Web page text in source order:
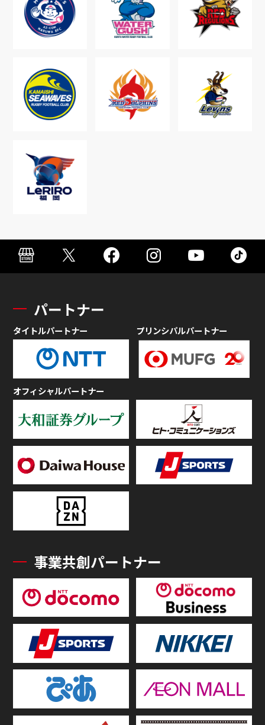
パートナー
タイトルパートナー プリンシパルパートナー
オフィシャルパートナー
事業共創パートナー